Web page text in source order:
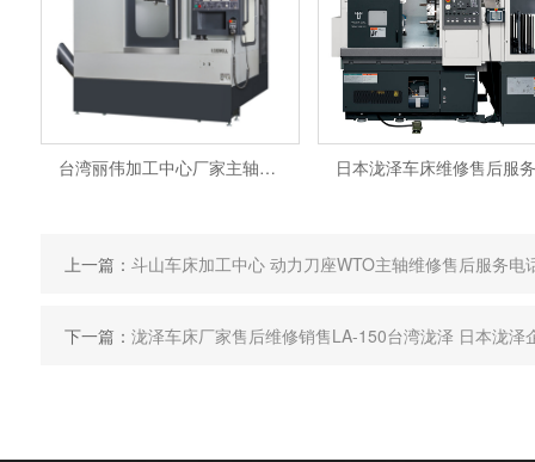
日本泷泽车床维修售后服务电话TCN-2100 厂家 常州办事
上一篇：斗山车床加工中心 动力刀座WTO主轴维修售后服务电
下一篇：泷泽车床厂家售后维修销售LA-150台湾泷泽 日本泷泽